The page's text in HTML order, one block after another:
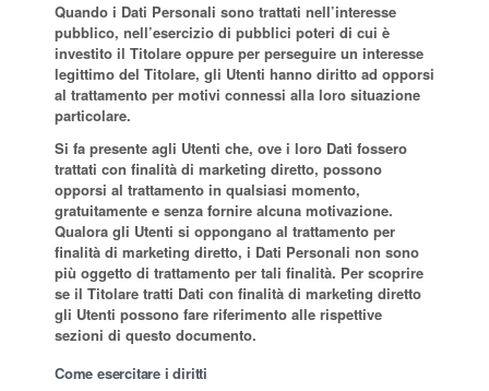
Quando i Dati Personali sono trattati nell’interesse
pubblico, nell’esercizio di pubblici poteri di cui è
investito il Titolare oppure per perseguire un interesse
legittimo del Titolare, gli Utenti hanno diritto ad opporsi
al trattamento per motivi connessi alla loro situazione
particolare.
Si fa presente agli Utenti che, ove i loro Dati fossero
trattati con finalità di marketing diretto, possono
opporsi al trattamento in qualsiasi momento,
gratuitamente e senza fornire alcuna motivazione.
Qualora gli Utenti si oppongano al trattamento per
finalità di marketing diretto, i Dati Personali non sono
più oggetto di trattamento per tali finalità. Per scoprire
se il Titolare tratti Dati con finalità di marketing diretto
gli Utenti possono fare riferimento alle rispettive
sezioni di questo documento.
Come esercitare i diritti